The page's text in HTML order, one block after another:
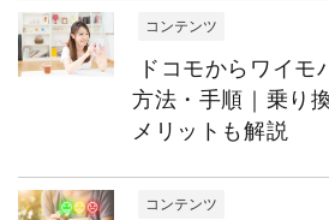
コンテンツ
ドコモからワイモ
方法・手順｜乗り
メリットも解説
コンテンツ